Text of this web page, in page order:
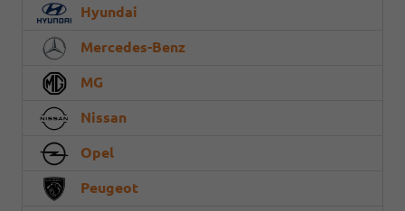
Hyundai
Mercedes-Benz
MG
Nissan
Opel
Peugeot